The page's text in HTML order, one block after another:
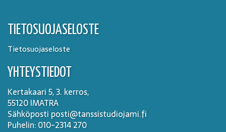
TIETOSUOJASELOSTE
Tietosuojaseloste
YHTEYSTIEDOT
Kertakaari 5, 3. kerros,
55120 IMATRA
Sähköposti posti@tanssistudiojami.fi
Puhelin: 010-2314 270